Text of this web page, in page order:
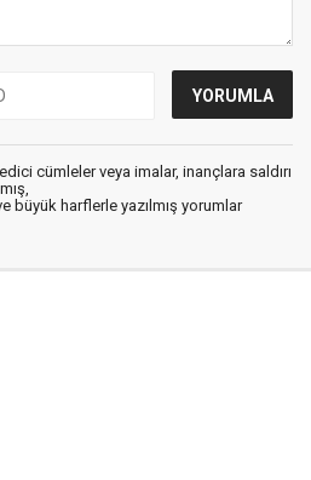
cümleler veya imalar, inançlara saldırı
büyük harflerle yazılmış yorumlar